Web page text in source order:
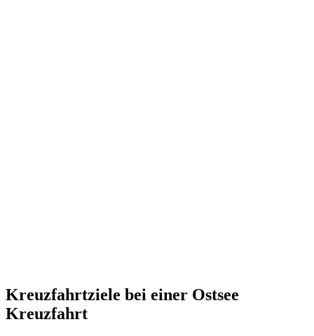
Kreuzfahrtziele bei einer Ostsee
Kreuzfahrt